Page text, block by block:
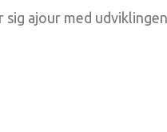
ajour med